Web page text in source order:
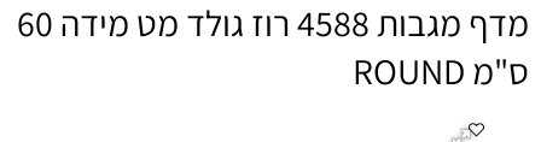
מדף מגבות 4588 רוז גולד מט מידה 60
ס"מ ROUND